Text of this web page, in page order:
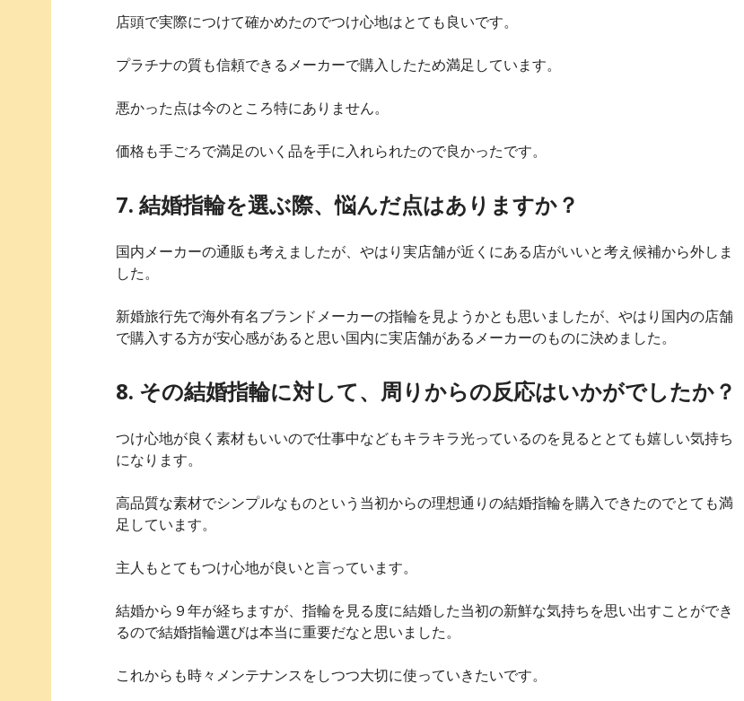
店頭で実際につけて確かめたのでつけ心地はとても良いです。
プラチナの質も信頼できるメーカーで購入したため満足しています。
悪かった点は今のところ特にありません。
価格も手ごろで満足のいく品を手に入れられたので良かったです。
7. 結婚指輪を選ぶ際、悩んだ点はありますか？
国内メーカーの通販も考えましたが、やはり実店舗が近くにある店がいいと考え候補から外しま
した。
新婚旅行先で海外有名ブランドメーカーの指輪を見ようかとも思いましたが、やはり国内の店舗
で購入する方が安心感があると思い国内に実店舗があるメーカーのものに決めました。
8. その結婚指輪に対して、周りからの反応はいかがでしたか？
つけ心地が良く素材もいいので仕事中などもキラキラ光っているのを見るととても嬉しい気持ち
になります。
高品質な素材でシンプルなものという当初からの理想通りの結婚指輪を購入できたのでとても満
足しています。
主人もとてもつけ心地が良いと言っています。
結婚から９年が経ちますが、指輪を見る度に結婚した当初の新鮮な気持ちを思い出すことができ
るので結婚指輪選びは本当に重要だなと思いました。
これからも時々メンテナンスをしつつ大切に使っていきたいです。